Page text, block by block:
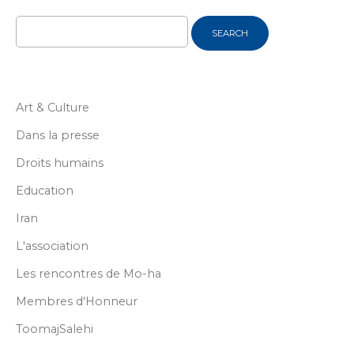
for:
Art & Culture
Dans la presse
Droits humains
Education
Iran
L'association
Les rencontres de Mo-ha
Membres d'Honneur
ToomajSalehi